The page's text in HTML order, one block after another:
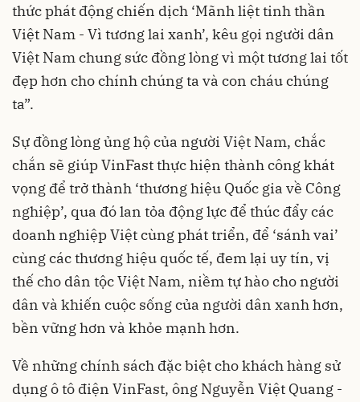
thức phát động chiến dịch ‘Mãnh liệt tinh thần
Việt Nam - Vì tương lai xanh’, kêu gọi người dân
Việt Nam chung sức đồng lòng vì một tương lai tốt
đẹp hơn cho chính chúng ta và con cháu chúng
ta”.
Sự đồng lòng ủng hộ của người Việt Nam, chắc
chắn sẽ giúp VinFast thực hiện thành công khát
vọng để trở thành ‘thương hiệu Quốc gia về Công
nghiệp’, qua đó lan tỏa động lực để thúc đẩy các
doanh nghiệp Việt cùng phát triển, để ‘sánh vai’
cùng các thương hiệu quốc tế, đem lại uy tín, vị
thế cho dân tộc Việt Nam, niềm tự hào cho người
dân và khiến cuộc sống của người dân xanh hơn,
bền vững hơn và khỏe mạnh hơn.
Về những chính sách đặc biệt cho khách hàng sử
dụng ô tô điện VinFast, ông Nguyễn Việt Quang -